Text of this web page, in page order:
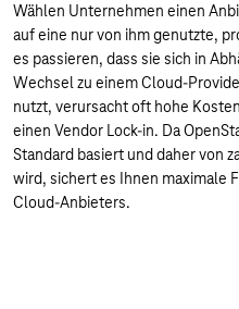
Wählen Unternehmen einen
auf eine nur von ihm genutzte,
es passieren, dass sie sich in
Wechsel zu einem Cloud-
nutzt, verursacht oft hohe
einen Vendor Lock-in. Da
Standard basiert und daher von
wird, sichert es Ihnen maximale
Cloud-Anbieters.